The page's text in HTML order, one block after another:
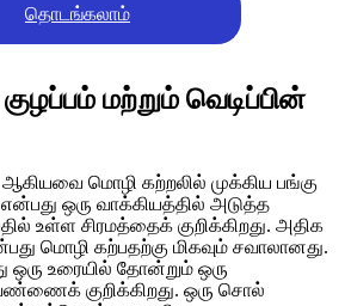
தொடங்கலாம்
மற்றும் வெடிப்பின்
ஆகியவை மொழி கற்றலில் முக்கிய பங்கு
ஒரு வாக்கியத்தில் அடுத்த
உள்ள சிரமத்தைக் குறிக்கிறது. அதிக
மொழி கற்பதற்கு மிகவும் சவாலானது.
ஒரு உரையில் தோன்றும் ஒரு
குறிக்கிறது. ஒரு சொல்